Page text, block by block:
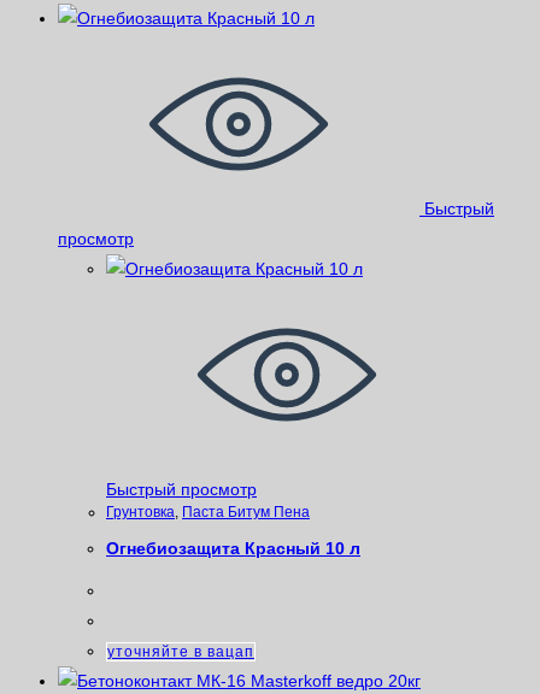
Быстрый
просмотр
Быстрый просмотр
Грунтовка, Паста Битум Пена
Огнебиозащита Красный 10 л
уточняйте в вацап